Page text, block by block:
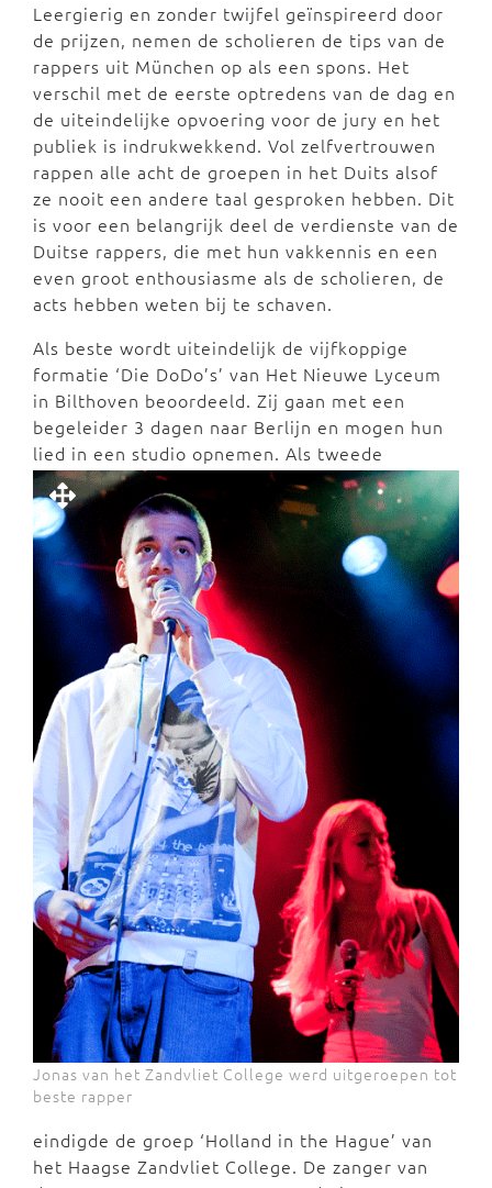
Leergierig en zonder twijfel geïnspireerd door
de prijzen, nemen de scholieren de tips van de
rappers uit München op als een spons. Het
verschil met de eerste optredens van de dag en
de uiteindelijke opvoering voor de jury en het
publiek is indrukwekkend. Vol zelfvertrouwen
rappen alle acht de groepen in het Duits alsof
ze nooit een andere taal gesproken hebben. Dit
is voor een belangrijk deel de verdienste van de
Duitse rappers, die met hun vakkennis en een
even groot enthousiasme als de scholieren, de
acts hebben weten bij te schaven.
Als beste wordt uiteindelijk de vijfkoppige
formatie ‘Die DoDo’s’ van Het Nieuwe Lyceum
in Bilthoven beoordeeld. Zij gaan met een
begeleider 3 dagen naar Berlijn en mogen hun
lied in een studio opnemen. Als
Jonas van het Zandvliet College werd uitgeroepen tot
beste rapper
tweede
eindigde de groep ‘Holland in the Hague’ van
het Haagse Zandvliet College. De zanger van